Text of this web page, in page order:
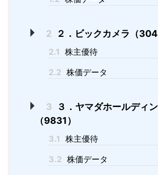
2 ２．ビックカメラ（
2.1 株主優待
2.2 株価データ
3
３．ヤマダホールディ
（9831）
3.1 株主優待
3.2 株価データ